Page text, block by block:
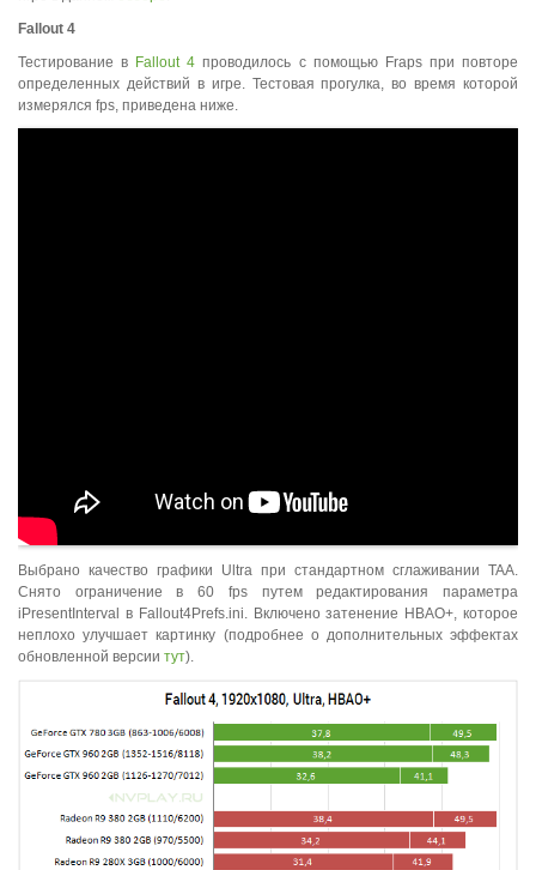
Fallout 4
Тестирование в Fallout 4 проводилось с помощью Fraps при повторе
определенных действий в игре. Тестовая прогулка, во время которой
измерялся fps, приведена ниже.
Выбрано качество графики Ultra при стандартном сглаживании TAA.
Снято ограничение в 60 fps путем редактирования параметра
iPresentInterval в Fallout4Prefs.ini. Включено затенение HBAO+, которое
неплохо улучшает картинку (подробнее о дополнительных эффектах
обновленной версии тут).